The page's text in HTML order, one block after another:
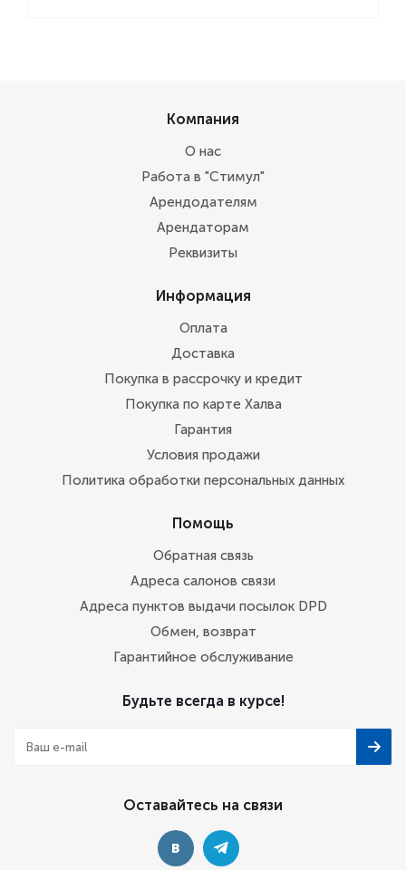
Компания
О нас
Работа в "Стимул"
Арендодателям
Арендаторам
Реквизиты
Информация
Оплата
Доставка
Покупка в рассрочку и кредит
Покупка по карте Халва
Гарантия
Условия продажи
Политика обработки персональных данных
Помощь
Обратная связь
Адреса салонов связи
Адреса пунктов выдачи посылок DPD
Обмен, возврат
Гарантийное обслуживание
Будьте всегда в курсе!
Оставайтесь на связи